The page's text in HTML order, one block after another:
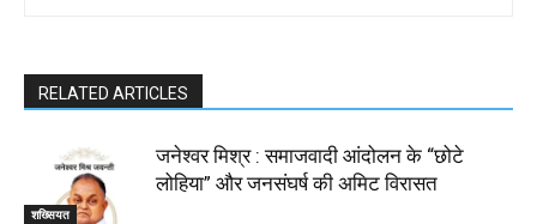
RELATED ARTICLES
शख्सियत
जनेश्वर मिश्र : समाजवादी आंदोलन के “छोटे
लोहिया” और जनसंघर्ष की अमिट विरासत